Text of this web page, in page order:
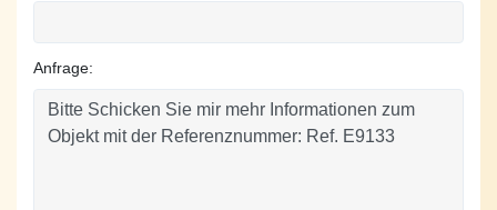
Anfrage: